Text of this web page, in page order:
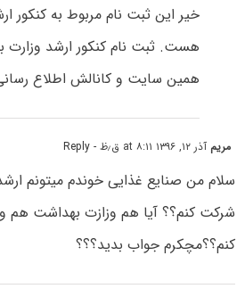
خیر این ثبت نام مربوط به کنکور
هست. ثبت نام کنکور ارشد وزارت
همین سایت و کانالش اطلاع
مریم آذر ۱۲, ۱۳۹۶ at ۸:۱۱ ق٫ظ - Reply
سلام من صنایع غذایی خوندم میتونم
شرکت کنم؟؟ آیا هم وزازت بهداشت هم
کنم؟؟مچکرم جواب بدید؟؟؟